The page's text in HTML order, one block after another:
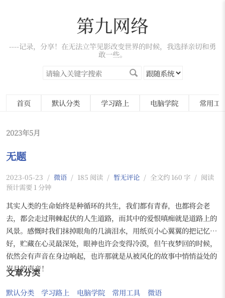
第九网络
----记录，分享！在无法立竿见影改变世界的时候，我选择亲切和勇
敢一些。
首页 默认分类 学习路上 电脑学院 常用工
2023年5月
无题
2023-05-23 / 微语 / 185 阅读 / 暂无评论 / 全文约 160 字 / 阅读
预计需要 1 分钟
其实人类的生命始终是种循环的共生，我们都有青春，也都将会老
去，都会走过荆棘起伏的人生道路，而其中的爱恨嗔痴就是道路上的
风景。感慨时我们抹掉眼角的几滴泪水，用纸页小心翼翼的把记忆包
好，贮藏在心灵最深处，眼神也许会变得冷漠，但午夜梦回的时候，
依然会有声音在身边响起，也许那就是从被风化的故事中悄悄益处的
岁月的声音！
文章分类
默认分类 学习路上 电脑学院 常用工具 微语